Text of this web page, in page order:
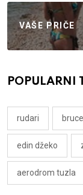
VAŠE PRIČE
POPULARNI
rudari
edin džeko
aerodrom tuzla